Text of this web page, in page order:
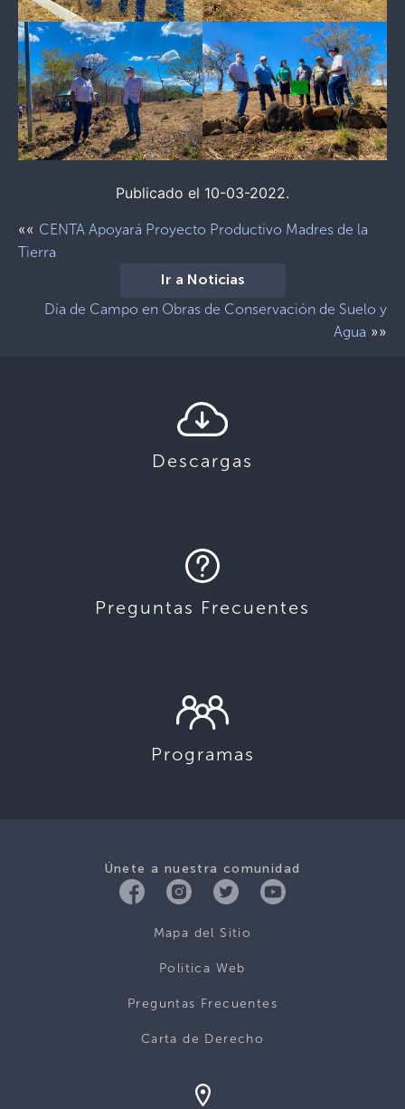
Publicado el 10-03-2022.
«« CENTA Apoyará Proyecto Productivo Madres de la
Tierra
Ir a Noticias
Día de Campo en Obras de Conservación de Suelo y
Agua »»
Descargas
Preguntas Frecuentes
Programas
Únete a nuestra comunidad
Mapa del Sitio
Politica Web
Preguntas Frecuentes
Carta de Derecho